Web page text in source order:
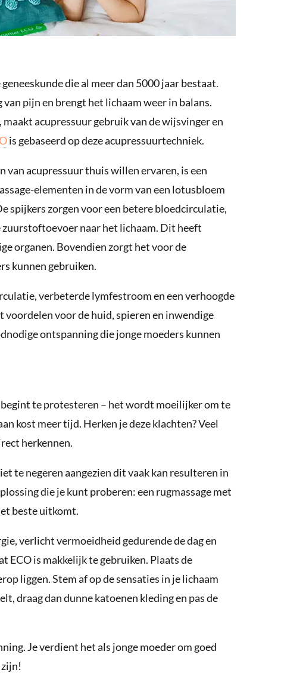
die al meer dan 5000 jaar bestaat.
pijn en brengt het lichaam weer in balans.
acupressuur gebruik van de wijsvinger en
is gebaseerd op deze acupressuurtechniek.
van acupressuur thuis willen ervaren, is een
elementen in de vorm van een lotusbloem
spijkers zorgen voor een betere bloedcirculatie,
naar het lichaam. Dit heeft
organen. Bovendien zorgt het voor de
kunnen gebruiken.
verbeterde lymfestroom en een verhoogde
voor de huid, spieren en inwendige
ontspanning die jonge moeders kunnen
te protesteren – het wordt moeilijker om te
kost meer tijd. Herken je deze klachten? Veel
herkennen.
te negeren aangezien dit vaak kan resulteren in
die je kunt proberen: een rugmassage met
beste uitkomt.
verlicht vermoeidheid gedurende de dag en
ECO is makkelijk te gebruiken. Plaats de
liggen. Stem af op de sensaties in je lichaam
draag dan dunne katoenen kleding en pas de
Je verdient het als jonge moeder om goed